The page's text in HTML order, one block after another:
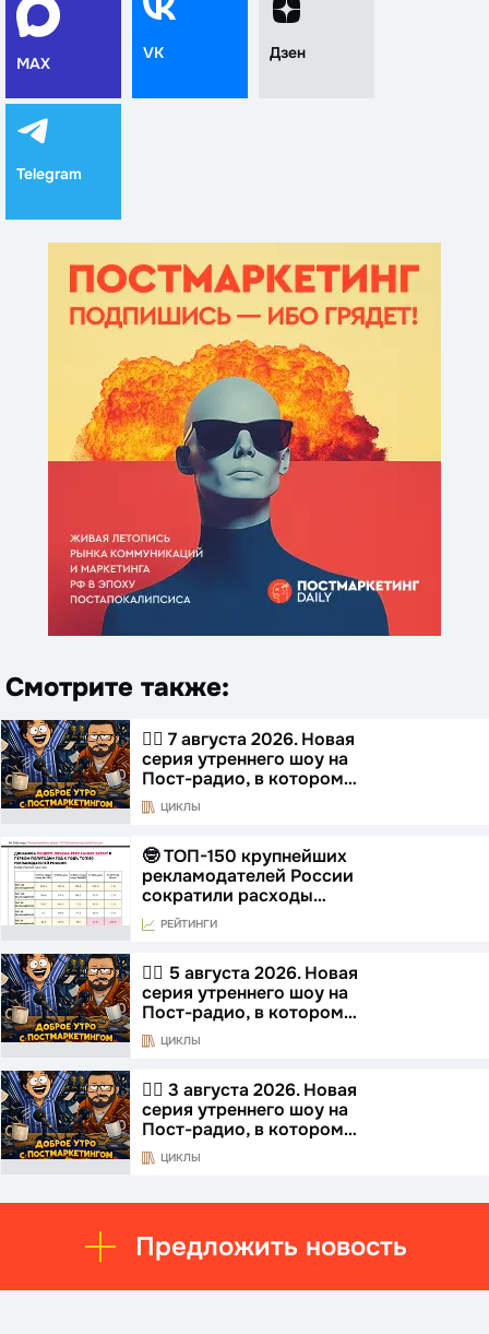
MAX
VK Дзен
Telegram
Смотрите также:
☝🏻 7 августа 2026. Новая
серия утреннего шоу на
Пост-радио, в котором…
ЦИКЛЫ
🤓 ТОП-150 крупнейших
рекламодателей России
сократили расходы…
РЕЙТИНГИ
☝🏻 5 августа 2026. Новая
серия утреннего шоу на
Пост-радио, в котором…
ЦИКЛЫ
☝🏻 3 августа 2026. Новая
серия утреннего шоу на
Пост-радио, в котором…
ЦИКЛЫ
Предложить новость